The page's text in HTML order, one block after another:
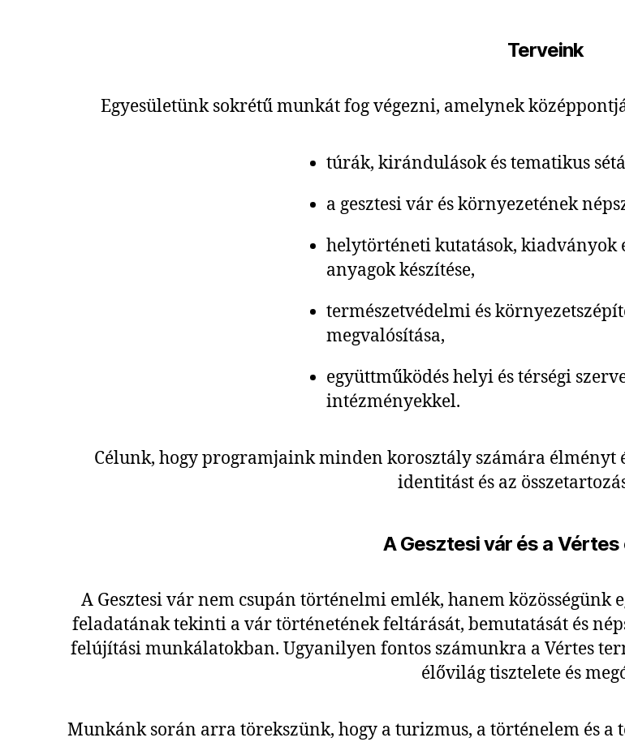
Terveink
Egyesületünk sokrétű munkát fog végezni, amelynek
túrák, kirándulások és tematikus
a gesztesi vár és környezetének
helytörténeti kutatások, kiadványok
anyagok készítése,
természetvédelmi és
megvalósítása,
együttműködés helyi és térségi
intézményekkel.
Célunk, hogy programjaink minden korosztály számára
identitást és az
A Gesztesi vár és a
A Gesztesi vár nem csupán történelmi emlék, hanem
feladatának tekinti a vár történetének feltárását, bemutatását és
felújítási munkálatokban. Ugyanilyen fontos számunkra a Vértes
élővilág tisztelete és
Munkánk során arra törekszünk, hogy a turizmus, a történelem és a